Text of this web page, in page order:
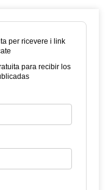
per ricevere i link
para recibir los